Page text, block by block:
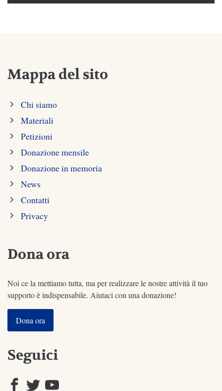
Mappa del sito
Chi siamo
Materiali
Petizioni
Donazione mensile
Donazione in memoria
News
Contatti
Privacy
Dona ora
Noi ce la mettiamo tutta, ma per realizzare le nostre attività il tuo
supporto è indispensabile. Aiutaci con una donazione!
Dona ora
Seguici